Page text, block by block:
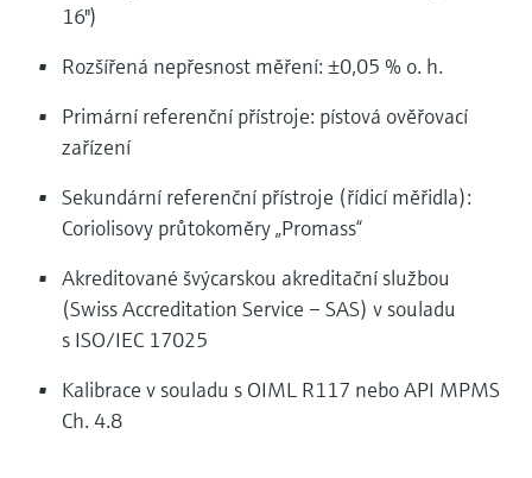
16")
Rozšířená nepřesnost měření: ±0,05 % o. h.
Primární referenční přístroje: pístová ověřovací
zařízení
Sekundární referenční přístroje (řídicí měřidla):
Coriolisovy průtokoměry „Promass“
Akreditované švýcarskou akreditační službou
(Swiss Accreditation Service – SAS) v souladu
s ISO/IEC 17025
Kalibrace v souladu s OIML R117 nebo API MPMS
Ch. 4.8